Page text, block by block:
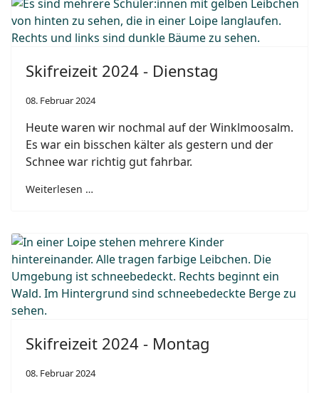
Skifreizeit 2024 - Dienstag
08. Februar 2024
Heute waren wir nochmal auf der Winklmoosalm.
Es war ein bisschen kälter als gestern und der
Schnee war richtig gut fahrbar.
Weiterlesen …
Skifreizeit 2024 - Montag
08. Februar 2024